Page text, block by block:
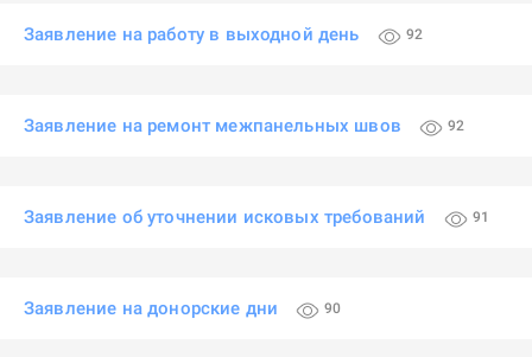
Заявление на работу в выходной день 92
Заявление на ремонт межпанельных швов 92
Заявление об уточнении исковых требований 91
Заявление на донорские дни 90